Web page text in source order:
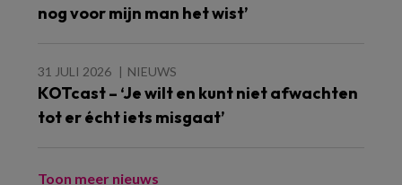
nog voor mijn man het wist’
31 JULI 2026 NIEUWS
KOTcast – ‘Je wilt en kunt niet afwachten
tot er écht iets misgaat’
Toon meer nieuws